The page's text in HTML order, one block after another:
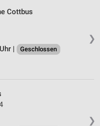
❯
Cottbus
|
Geschlossen
❯